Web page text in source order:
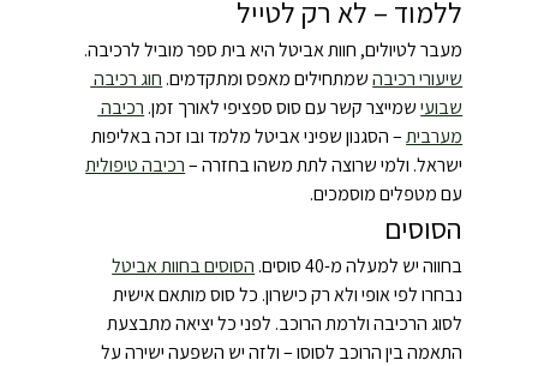
ללמוד – לא רק לטייל
מעבר לטיולים, חוות אביטל היא בית ספר מוביל לרכיבה.
שיעורי רכיבה שמתחילים מאפס ומתקדמים. חוג רכיבה
שבועי שמייצר קשר עם סוס ספציפי לאורך זמן. רכיבה
מערבית – הסגנון שפיני אביטל מלמד ובו זכה באליפות
ישראל. ולמי שרוצה לתת משהו בחזרה – רכיבה טיפולית
עם מטפלים מוסמכים.
הסוסים
בחווה יש למעלה מ-40 סוסים.
הסוסים בחוות אביטל
נבחרו לפי אופי ולא רק כישרון. כל סוס מותאם אישית
לסוג הרכיבה ולרמת הרוכב. לפני כל יציאה מתבצעת
התאמה בין הרוכב לסוסו – ולזה יש השפעה ישירה על